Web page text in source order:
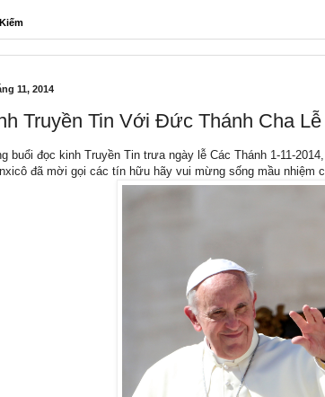
11, 2014
Truyền Tin Với Đức Thánh Cha
buổi đọc kinh Truyền Tin trưa ngày lễ Các Thánh 1-11-
đã mời gọi các tín hữu hãy vui mừng sống mầu nhiệm